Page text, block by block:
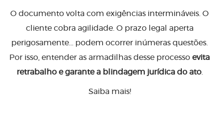
O documento volta com exigências intermináveis. O
cliente cobra agilidade. O prazo legal aperta
perigosamente… podem ocorrer inúmeras questões.
Por isso, entender as armadilhas desse processo evita
retrabalho e garante a blindagem jurídica do ato.
Saiba mais!